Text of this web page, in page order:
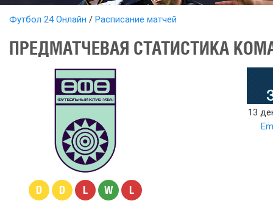
Футбол 24 Онлайн Расписание матчей
ПРЕДМАТЧЕВАЯ СТАТИСТИКА
D D L W L
13